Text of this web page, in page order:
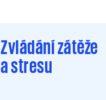
Zvládání zátěže
a stresu